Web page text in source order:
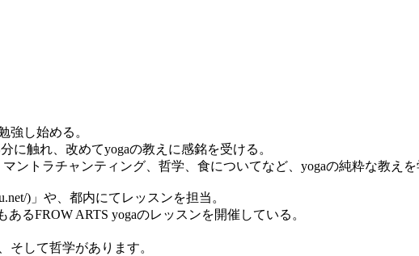
強し始める。
に触れ、改めてyogaの教えに感銘を受ける。
ントラチャンティング、哲学、食についてなど、yogaの純粋な教えを
)」や、都内にてレッスンを担当。
るFROW ARTS yogaのレッスンを開催している。
そして哲学があります。